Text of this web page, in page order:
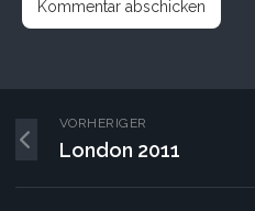
VORHERIGER
London 2011